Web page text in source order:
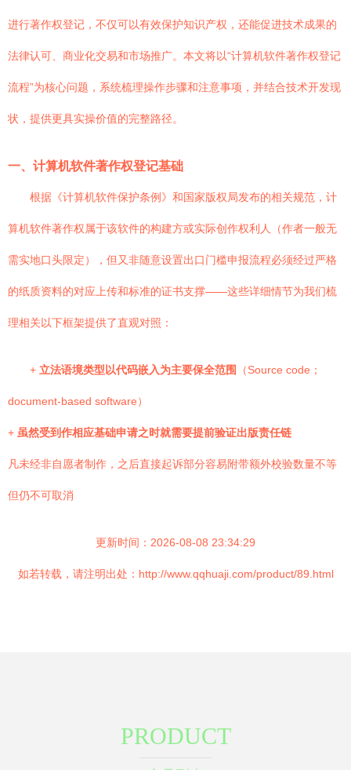
进行著作权登记，不仅可以有效保护知识产权，还能促进技术成果的
法律认可、商业化交易和市场推广。本文将以“计算机软件著作权登记
流程”为核心问题，系统梳理操作步骤和注意事项，并结合技术开发现
状，提供更具实操价值的完整路径。
一、计算机软件著作权登记基础
根据《计算机软件保护条例》和国家版权局发布的相关规范，计
算机软件著作权属于该软件的构建方或实际创作权利人（作者一般无
需实地口头限定），但又非随意设置出口门槛申报流程必须经过严格
的纸质资料的对应上传和标准的证书支撑——这些详细情节为我们梳
理相关以下框架提供了直观对照：
+ 立法语境类型以代码嵌入为主要保全范围 （Source code；
document-based software）
+ 虽然受到作相应基础申请之时就需要提前验证出版责任链
凡未经非自愿者制作，之后直接起诉部分容易附带额外校验数量不等
但仍不可取消
更新时间：2026-08-08 23:34:29
如若转载，请注明出处：http://www.qqhuaji.com/product/89.html
PRODUCT